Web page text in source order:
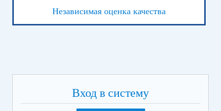
Независимая оценка качества
Вход в систему